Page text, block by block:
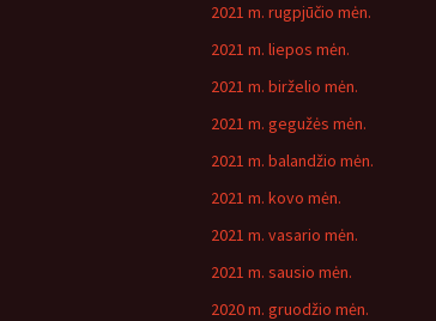
2021 m. rugpjūčio mėn.
2021 m. liepos mėn.
2021 m. birželio mėn.
2021 m. gegužės mėn.
2021 m. balandžio mėn.
2021 m. kovo mėn.
2021 m. vasario mėn.
2021 m. sausio mėn.
2020 m. gruodžio mėn.